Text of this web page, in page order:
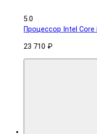
5.0
Процессор Intel Core
23 710 ₽